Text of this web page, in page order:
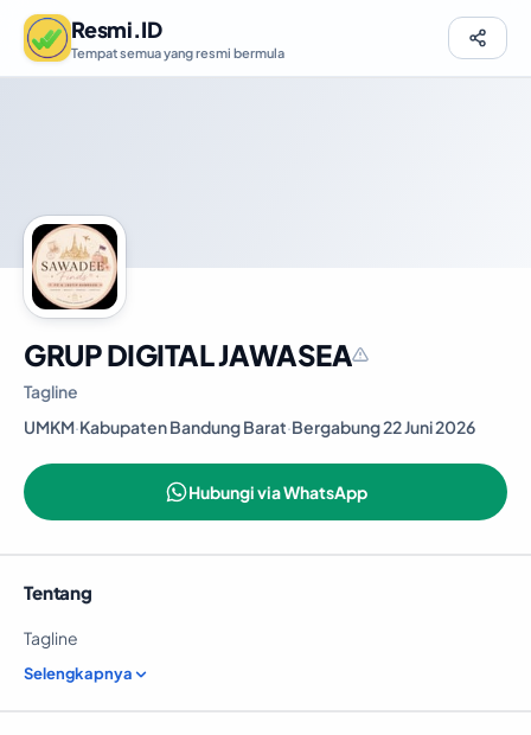
Resmi.ID
Tempat semua yang resmi bermula
GRUP DIGITAL JAWASEA
Tagline
UMKM·Kabupaten Bandung Barat·Bergabung 22 Juni 2026
Hubungi via WhatsApp
Tentang
Tagline
Selengkapnya